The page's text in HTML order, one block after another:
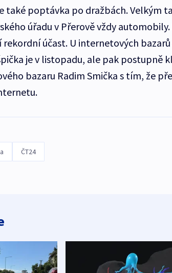
také poptávka po dražbách. Velkým
úřadu v Přerově vždy
rekordní účast. U internetových
je v listopadu, ale pak postupně
bazaru Radim Smička s tím, že
ČT24